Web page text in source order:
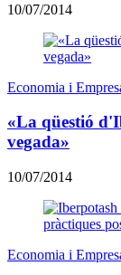
10/07/2014
Economia i
«La qüestió
vegada»
10/07/2014
Economia i